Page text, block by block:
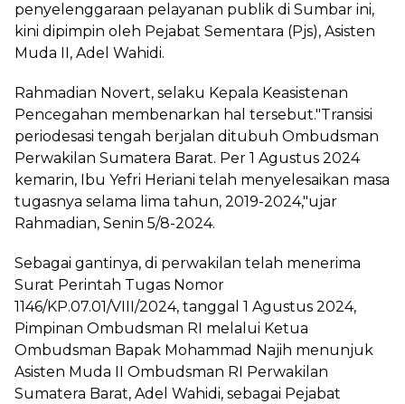
penyelenggaraan pelayanan publik di Sumbar ini,
kini dipimpin oleh Pejabat Sementara (Pjs), Asisten
Muda II, Adel Wahidi.
Rahmadian Novert, selaku Kepala Keasistenan
Pencegahan membenarkan hal tersebut."Transisi
periodesasi tengah berjalan ditubuh Ombudsman
Perwakilan Sumatera Barat. Per 1 Agustus 2024
kemarin, Ibu Yefri Heriani telah menyelesaikan masa
tugasnya selama lima tahun, 2019-2024,"ujar
Rahmadian, Senin 5/8-2024.
Sebagai gantinya, di perwakilan telah menerima
Surat Perintah Tugas Nomor
1146/KP.07.01/VIII/2024, tanggal 1 Agustus 2024,
Pimpinan Ombudsman RI melalui Ketua
Ombudsman Bapak Mohammad Najih menunjuk
Asisten Muda II Ombudsman RI Perwakilan
Sumatera Barat, Adel Wahidi, sebagai Pejabat